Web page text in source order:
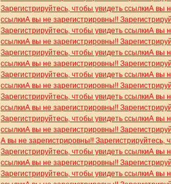
Зарегистрируйтесь, чтобы увидеть ссылкиА вы
ссылкиА вы не зарегистрировны!!
Зарегистрируйтесь, чтобы увидеть ссылкиА вы
ссылкиА вы не зарегистрировны!!
Зарегистрируйтесь, чтобы увидеть ссылкиА вы
ссылкиА вы не зарегистрировны!!
Зарегистрируйтесь, чтобы увидеть ссылкиА вы
ссылкиА вы не зарегистрировны!!
Зарегистрируйтесь, чтобы увидеть ссылкиА вы
ссылкиА вы не зарегистрировны!!
Зарегистрируйтесь, чтобы увидеть ссылкиА вы
ссылкиА вы не зарегистрировны!!
А вы не зарегистрировны!! Зарегистрируйтесь,
Зарегистрируйтесь, чтобы увидеть ссылкиА вы
ссылкиА вы не зарегистрировны!!
Зарегистрируйтесь, чтобы увидеть ссылкиА вы